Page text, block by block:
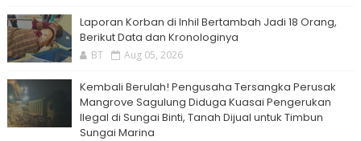
Laporan Korban di Inhil Bertambah Jadi 18 Orang,
Berikut Data dan Kronologinya
BT Aug 05, 2026
Kembali Berulah! Pengusaha Tersangka Perusak
Mangrove Sagulung Diduga Kuasai Pengerukan
Ilegal di Sungai Binti, Tanah Dijual untuk Timbun
Sungai Marina